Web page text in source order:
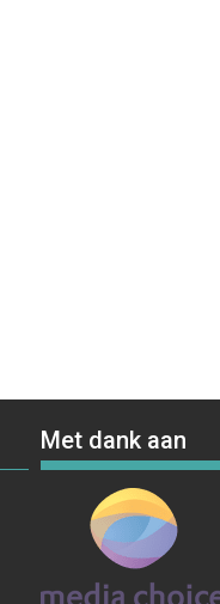
Met dank aan